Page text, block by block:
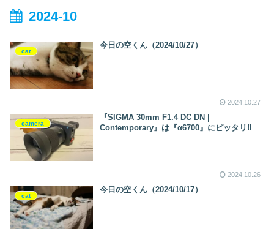
2024-10
cat
今日の空くん（2024/10/27）
2024.10.27
camera
『SIGMA 30mm F1.4 DC DN |
Contemporary』は『α6700』にピッタリ‼
2024.10.26
cat
今日の空くん（2024/10/17）